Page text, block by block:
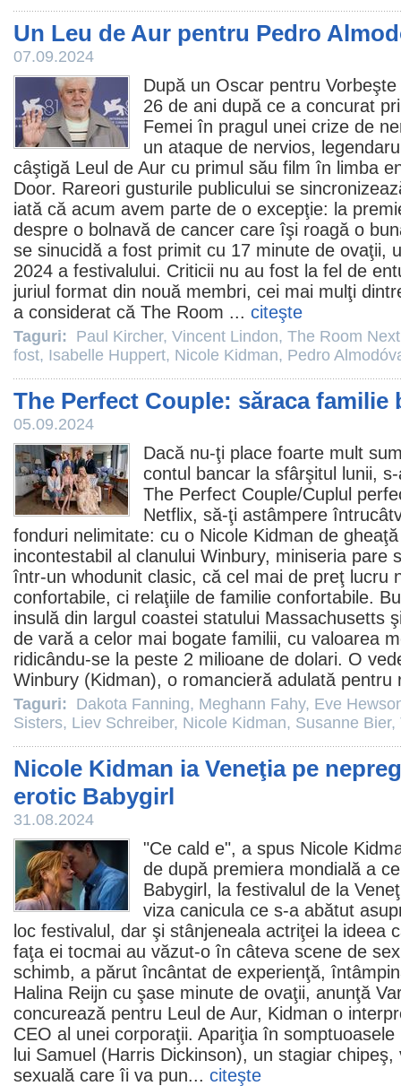
Un Leu de Aur pentru Pedro
07.09.2024
După un Oscar pentru
26 de ani după ce a concurat
Femei în pragul unei crize de
un ataque de nervios,
câştigă Leul de Aur cu primul său film în limba
Door. Rareori gusturile publicului se
iată că acum avem parte de o excepţie: la
despre o bolnavă de cancer care îşi roagă o
se sinucidă a fost primit cu 17 minute de ovaţii,
2024 a festivalului. Criticii nu au fost la fel de
juriul format din nouă membri, cei mai mulţi
a considerat că The Room ... citeşte
Taguri: Paul Kircher, Vincent Lindon, The Room
fost, Isabelle Huppert, Nicole Kidman, Pedro
The Perfect Couple: săraca familie
05.09.2024
Dacă nu-ţi place foarte mult
contul bancar la sfârşitul lunii,
The Perfect Couple/Cuplul
Netflix, să-ţi astâmpere
fonduri nelimitate: cu o Nicole Kidman de
incontestabil al clanului Winbury, miniseria pare
într-un whodunit clasic, că cel mai de preţ lucru
confortabile, ci relaţiile de familie confortabile.
insulă din largul coastei statului Massachusetts
de vară a celor mai bogate familii, cu valoarea
ridicându-se la peste 2 milioane de dolari. O
Winbury (Kidman), o romancieră adulată
Taguri: Dakota Fanning, Meghann Fahy, Eve
Sisters, Liev Schreiber, Nicole Kidman, Susanne Bier,
Nicole Kidman ia Veneţia pe
erotic Babygirl
31.08.2024
"Ce cald e", a spus Nicole
de după premiera mondială a
Babygirl, la festivalul de la
viza canicula ce s-a abătut
loc festivalul, dar şi stânjeneala actriţei la ideea
faţa ei tocmai au văzut-o în câteva scene de
schimb, a părut încântat de experienţă,
Halina Reijn cu şase minute de ovaţii, anunţă
concurează pentru Leul de Aur, Kidman o
CEO al unei corporaţii. Apariţia în
lui Samuel (Harris Dickinson), un stagiar chipeş,
sexuală care îi va pun... citeşte